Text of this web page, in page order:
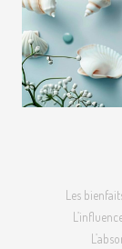
Les